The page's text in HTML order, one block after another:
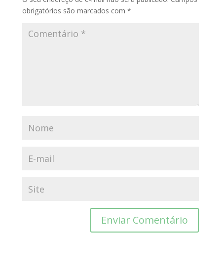
obrigatórios são marcados com *